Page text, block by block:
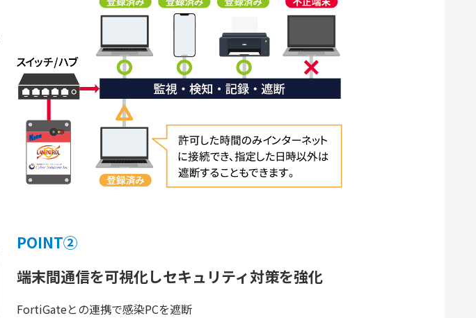
POINT②
端末間通信を可視化しセキュリティ対策を強化
FortiGateとの連携で感染PCを遮断